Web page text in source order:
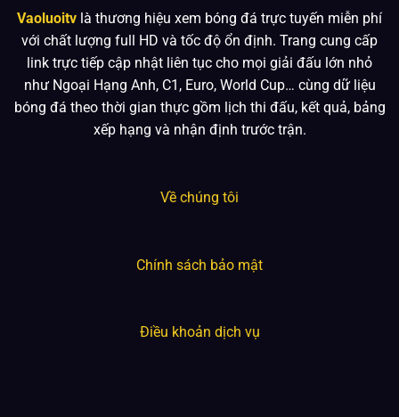
Vaoluoitv là thương hiệu xem bóng đá trực tuyến miễn phí
với chất lượng full HD và tốc độ ổn định. Trang cung cấp
link trực tiếp cập nhật liên tục cho mọi giải đấu lớn nhỏ
như Ngoại Hạng Anh, C1, Euro, World Cup… cùng dữ liệu
bóng đá theo thời gian thực gồm lịch thi đấu, kết quả, bảng
xếp hạng và nhận định trước trận.
Về chúng tôi
Chính sách bảo mật
Điều khoản dịch vụ